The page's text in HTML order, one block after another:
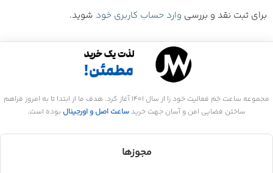
برای ثبت نقد و بررسی وارد حساب کاربری خود شوید.
مجموعه ساعت جَم فعالیت خود را از سال 1401 آغاز کرد. هدف ما از ابتدا تا به امروز فراهم
ساختن فضایی امن و آسان جهت خرید ساعت اصل و اورجینال بوده است.
مجوزها